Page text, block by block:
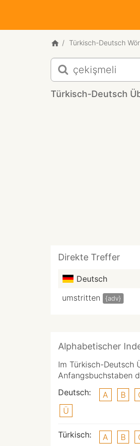
Türkisch-Deutsch
Türkisch-
Deutsch
Übersetzung
für
Türkisch-Deutsch
Direkte Treffer
Deutsch
umstritten
{adv}
Alphabetischer
Im Türkisch-Deutsch
Anfangsbuchstaben
Deutsch:
A B
Ü
Türkisch: A B